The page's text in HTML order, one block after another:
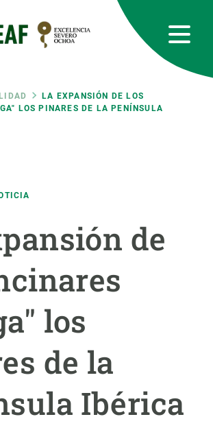
LA EXPANSIÓN DE LOS
LOS PINARES DE LA PENÍNSULA
de
los
de la
Ibérica